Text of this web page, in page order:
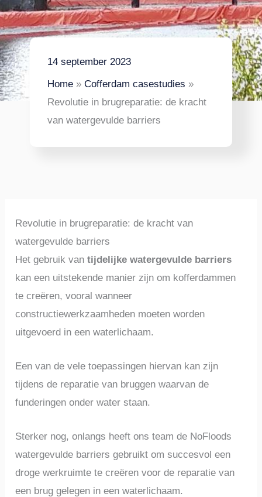
14 september 2023
Home
Cofferdam casestudies
Revolutie in brugreparatie: de kracht
van watergevulde barriers
Revolutie in brugreparatie: de kracht van
watergevulde barriers
Het gebruik vantijdelijke watergevulde barriers
kan een uitstekende manier zijn om kofferdammen
te creëren, vooral wanneer
constructiewerkzaamheden moeten worden
uitgevoerd in een waterlichaam.
Een van de vele toepassingen hiervan kan zijn
tijdens de reparatie van bruggen waarvan de
funderingen onder water staan.
Sterker nog, onlangs heeft ons team de NoFloods
watergevulde barriers gebruikt om succesvol een
droge werkruimte te creëren voor de reparatie van
een brug gelegen in een waterlichaam.